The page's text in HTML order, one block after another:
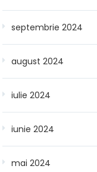
septembrie 2024
august 2024
iulie 2024
iunie 2024
mai 2024